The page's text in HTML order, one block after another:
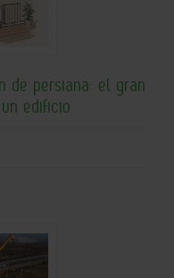
de persiana: el gran
edificio